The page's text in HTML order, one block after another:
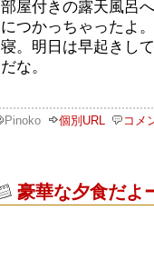
部屋付きの露天風呂
につかっちゃったよ
寝。明日は早起きし
だな。
Pinoko 個別URL コメ
豪華な夕食だよ